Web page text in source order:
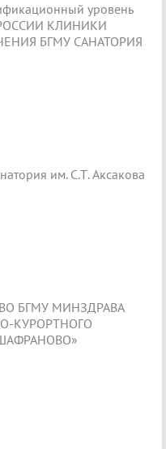
уровень
КЛИНИКИ
БГМУ САНАТОРИЯ
им. С.Т. Аксакова
ВО БГМУ МИНЗДРАВА
КУРОРТНОГО